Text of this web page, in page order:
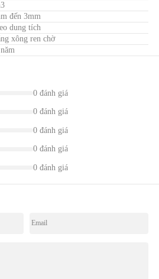
đến 3mm
dung tích
xông ren chờ
0 đánh giá
0 đánh giá
0 đánh giá
0 đánh giá
0 đánh giá